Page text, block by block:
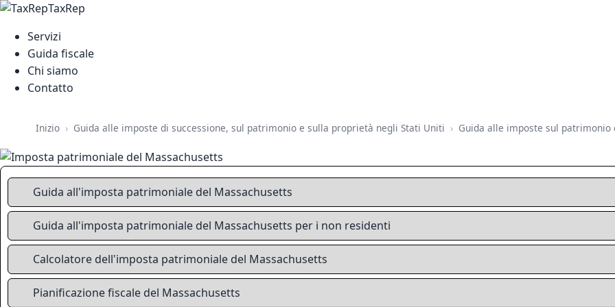
TaxRep
Servizi
Guida fiscale
Chi siamo
Contatto
Inizio Guida alle imposte di successione, sul patrimonio e sulla proprietà negli Stati Uniti Guida alle imposte sul
Guida all'imposta patrimoniale del Massachusetts
Guida all'imposta patrimoniale del Massachusetts per i non residenti
Calcolatore dell'imposta patrimoniale del Massachusetts
Pianificazione fiscale del Massachusetts